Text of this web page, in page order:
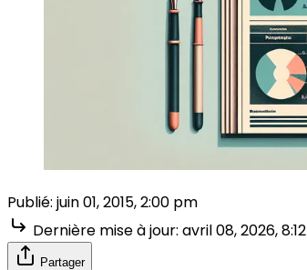
Publié: juin 01, 2015, 2:00 pm
Dernière mise à jour: avril 08, 2026,
Partager